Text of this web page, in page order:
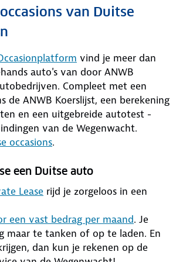
van Duitse
vind je meer dan
auto's van door ANWB
Compleet met een
de ANWB Koerslijst, een berekening
en een uitgebreide autotest -
van de Wegenwacht.
occasions.
een Duitse auto
Lease rijd je zorgeloos in een
een vast bedrag per maand. Je
maar te tanken of op te laden. En
dan kun je rekenen op de